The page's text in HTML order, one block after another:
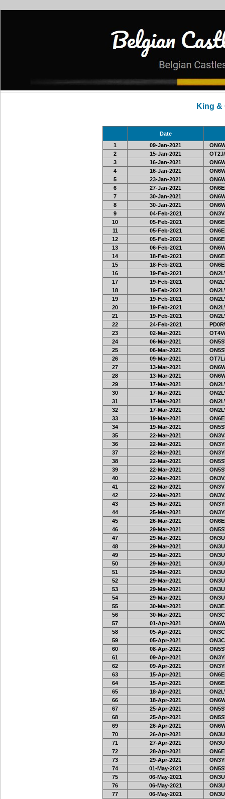
King &
Date
1
09-Jan-2021
2
15-Jan-2021
3
16-Jan-2021
4
16-Jan-2021
5
23-Jan-2021
6
27-Jan-2021
7
30-Jan-2021
8
30-Jan-2021
9
04-Feb-2021
10
05-Feb-2021
11
05-Feb-2021
12
05-Feb-2021
13
06-Feb-2021
14
18-Feb-2021
15
18-Feb-2021
16
19-Feb-2021
17
19-Feb-2021
18
19-Feb-2021
19
19-Feb-2021
20
19-Feb-2021
21
19-Feb-2021
22
24-Feb-2021
23
02-Mar-2021
24
06-Mar-2021
25
06-Mar-2021
26
09-Mar-2021
27
13-Mar-2021
28
13-Mar-2021
29
17-Mar-2021
30
17-Mar-2021
31
17-Mar-2021
32
17-Mar-2021
33
19-Mar-2021
34
19-Mar-2021
35
22-Mar-2021
36
22-Mar-2021
37
22-Mar-2021
38
22-Mar-2021
39
22-Mar-2021
40
22-Mar-2021
41
22-Mar-2021
42
22-Mar-2021
43
25-Mar-2021
44
25-Mar-2021
45
26-Mar-2021
46
29-Mar-2021
47
29-Mar-2021
48
29-Mar-2021
49
29-Mar-2021
50
29-Mar-2021
51
29-Mar-2021
52
29-Mar-2021
53
29-Mar-2021
54
29-Mar-2021
55
30-Mar-2021
56
30-Mar-2021
57
01-Apr-2021
58
05-Apr-2021
59
05-Apr-2021
60
08-Apr-2021
61
09-Apr-2021
62
09-Apr-2021
63
15-Apr-2021
64
15-Apr-2021
65
18-Apr-2021
66
18-Apr-2021
67
25-Apr-2021
68
25-Apr-2021
69
26-Apr-2021
70
26-Apr-2021
71
27-Apr-2021
72
28-Apr-2021
73
29-Apr-2021
74
01-May-2021
75
06-May-2021
76
06-May-2021
77
06-May-2021